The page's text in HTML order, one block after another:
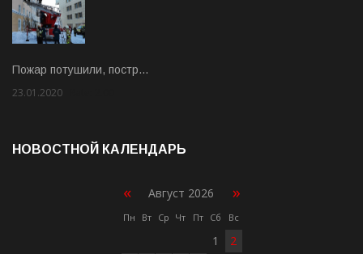
Пожар потушили, постр…
23.01.2020
НОВОСТНОЙ КАЛЕНДАРЬ
« Август 2026 »
Пн Вт Ср Чт Пт Сб Вс
1
2